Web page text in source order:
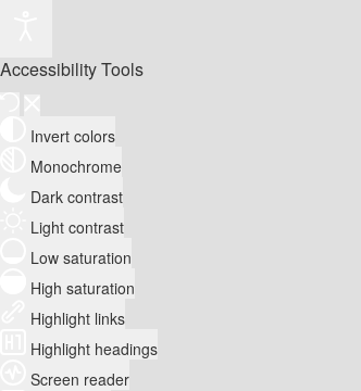
Accessibility Tools
Invert colors
Monochrome
Dark contrast
Light contrast
Low saturation
High saturation
Highlight links
Highlight headings
Screen reader